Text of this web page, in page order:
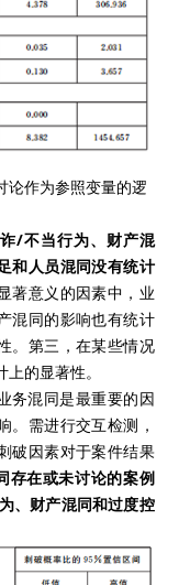
论作为参照变量的逻
/不当行为、财产混
和人员混同没有统计
著意义的因素中，业
混同的影响也有统计
。第三，在某些情况
的显著性。
务混同是最重要的因
。需进行交互检测，
破因素对于案件结果
存在或未讨论的案例
、财产混同和过度控